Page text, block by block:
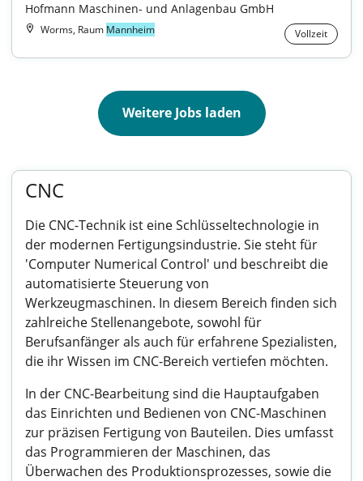
Hofmann Maschinen- und Anlagenbau GmbH
Worms, Raum Mannheim Vollzeit
Weitere Jobs laden
CNC
Die CNC-Technik ist eine Schlüsseltechnologie in
der modernen Fertigungsindustrie. Sie steht für
'Computer Numerical Control' und beschreibt die
automatisierte Steuerung von
Werkzeugmaschinen. In diesem Bereich finden sich
zahlreiche Stellenangebote, sowohl für
Berufsanfänger als auch für erfahrene Spezialisten,
die ihr Wissen im CNC-Bereich vertiefen möchten.
In der CNC-Bearbeitung sind die Hauptaufgaben
das Einrichten und Bedienen von CNC-Maschinen
zur präzisen Fertigung von Bauteilen. Dies umfasst
das Programmieren der Maschinen, das
Überwachen des Produktionsprozesses, sowie die